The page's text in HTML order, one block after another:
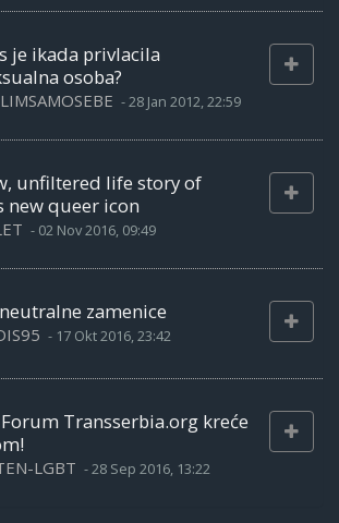
je ikada privlacila
osoba?
-28 Jan 2012, 22:59
unfiltered life story of
new queer icon
- 02 Nov 2016, 09:49
zamenice
- 17 Okt 2016, 23:42
Forum Transserbia.org kreće
LGBT -28 Sep 2016, 13:22